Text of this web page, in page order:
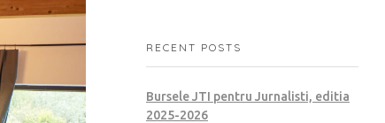
RECENT POSTS
Bursele JTI pentru Jurnalisti, editia
2025-2026